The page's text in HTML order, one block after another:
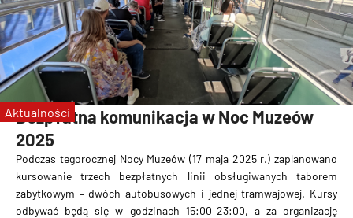
Bezpłatna komunikacja w Noc Muzeów
2025
Podczas tegorocznej Nocy Muzeów (17 maja 2025 r.) zaplanowano
kursowanie trzech bezpłatnych linii obsługiwanych taborem
zabytkowym – dwóch autobusowych i jednej tramwajowej. Kursy
odbywać będą się w godzinach 15:00–23:00, a za organizację
Aktualności